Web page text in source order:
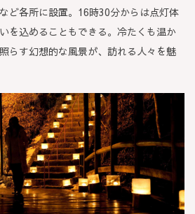
ど各所に設置。16時30分からは点灯体
を込めることもできる。冷たくも温か
らす幻想的な風景が、訪れる人々を魅